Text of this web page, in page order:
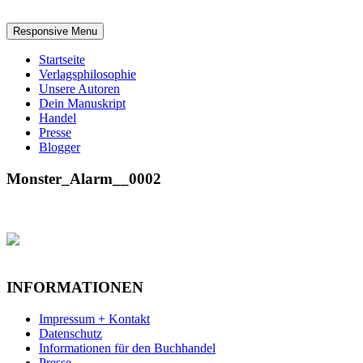
Responsive Menu
Startseite
Verlagsphilosophie
Unsere Autoren
Dein Manuskript
Handel
Presse
Blogger
Monster_Alarm__0002
INFORMATIONEN
Impressum + Kontakt
Datenschutz
Informationen für den Buchhandel